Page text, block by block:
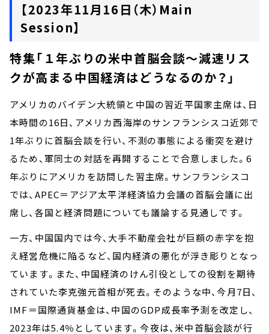
【2023年11月16日（木）Main
Session】
特集「１年ぶりの米中首脳会談～減速リス
クが高まる中国経済はどうなるのか？」
アメリカのバイデン大統領と中国の習近平国家主席は、日
本時間の16日、アメリカ西海岸のサンフランシスコ近郊で
1年ぶりに首脳会談を行い、不測の事態による衝突を避け
るため、軍同士の対話を再開することで合意しました。6
年ぶりにアメリカを訪問した習主席。サンフランシスコ
では、APEC＝アジア太平洋経済協力会議の首脳会議に出
席し、各国と経済問題についても議論する見通しです。
一方、中国国内では今、大手不動産会社が巨額の赤字を抱
え経営危機に陥るなど、国内経済の悪化が浮き彫りとなっ
ています。また、中国経済のけん引役としての役割を期待
されていた李克強元首相が死去。そのような中、今月7日、
IMF＝国際通貨基金は、中国のGDP成長率予測を改定し、
2023年は5.4％としています。今夜は、米中首脳会談が行